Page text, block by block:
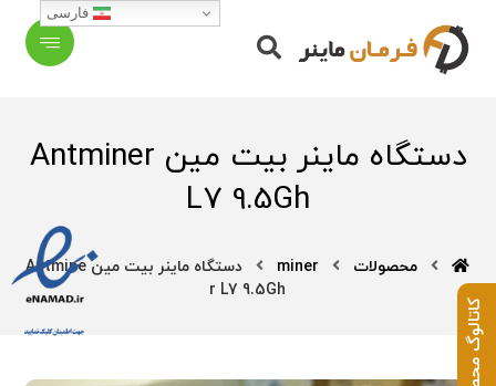
دستگاه ماینر بیت مین Antminer
L7 9.5Gh
محصولات miner
دستگاه ماینر بیت مین Antmine
r L7 9.5Gh
فارسی